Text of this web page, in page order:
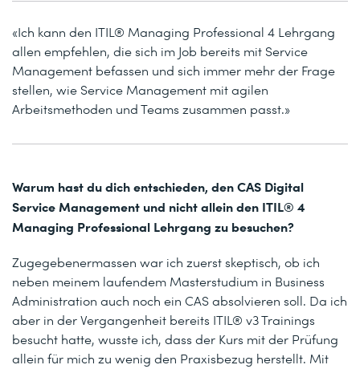
«Ich kann den ITIL® Managing Professional 4 Lehrgang
allen empfehlen, die sich im Job bereits mit Service
Management befassen und sich immer mehr der Frage
stellen, wie Service Management mit agilen
Arbeitsmethoden und Teams zusammen passt.»
Warum hast du dich entschieden, den CAS Digital
Service Management und nicht allein den ITIL® 4
Managing Professional Lehrgang zu besuchen?
Zugegebenermassen war ich zuerst skeptisch, ob ich
neben meinem laufendem Masterstudium in Business
Administration auch noch ein CAS absolvieren soll. Da ich
aber in der Vergangenheit bereits ITIL® v3 Trainings
besucht hatte, wusste ich, dass der Kurs mit der Prüfung
allein für mich zu wenig den Praxisbezug herstellt. Mit